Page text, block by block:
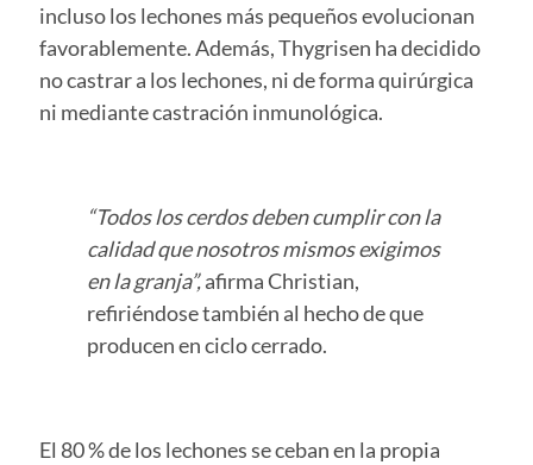
incluso los lechones más pequeños evolucionan
favorablemente. Además, Thygrisen ha decidido
no castrar a los lechones, ni de forma quirúrgica
ni mediante castración inmunológica.
“Todos los cerdos deben cumplir con la
calidad que nosotros mismos exigimos
en la granja”,afirma Christian,
refiriéndose también al hecho de que
producen en ciclo cerrado.
El 80 % de los lechones se ceban en la propia